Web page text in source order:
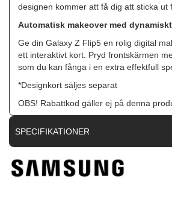
designen kommer att få dig att sticka ut
Automatisk makeover med
Ge din Galaxy Z Flip5 en rolig digital
ett interaktivt kort. Pryd frontskärmen
som du kan fånga i en extra effektfull
*Designkort säljes separat
OBS! Rabattkod gäller ej på denna
SPECIFIKATIONER
Artikelnummer
Passar till